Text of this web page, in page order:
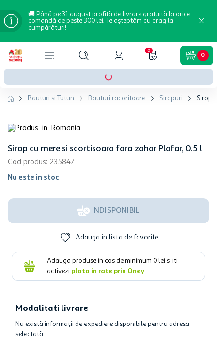
🚚 Până pe 31 august profită de livrare gratuită la orice
comandă de peste 300 lei. Te așteptăm cu drag la
cumpărături!
0
0
Bauturi si Tutun Bauturi racoritoare Siropuri Sirop
Sirop cu mere si scortisoara fara zahar Plafar, 0.5 l
Cod produs: 235847
Nu este in stoc
INDISPONIBIL
Adauga in lista de favorite
Adauga produse in cos de minimum 0 lei si iti
activezi plata in rate prin Oney
Modalitati livrare
Nu există informații de expediere disponibile pentru adresa
selectată